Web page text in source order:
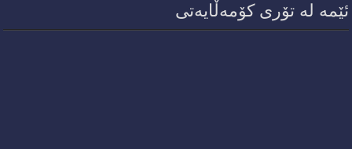
ئێمە لە تۆری کۆمەڵایەتی